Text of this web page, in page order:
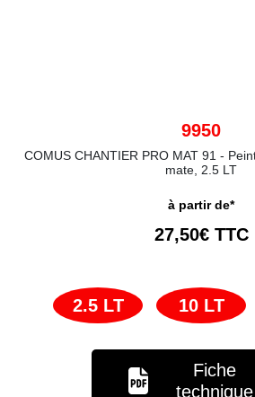
9950
COMUS CHANTIER PRO MAT 91 -
mate, 2.5 LT
à partir de*
27,50€ TTC
2.5 LT 10 LT
Fiche
technique